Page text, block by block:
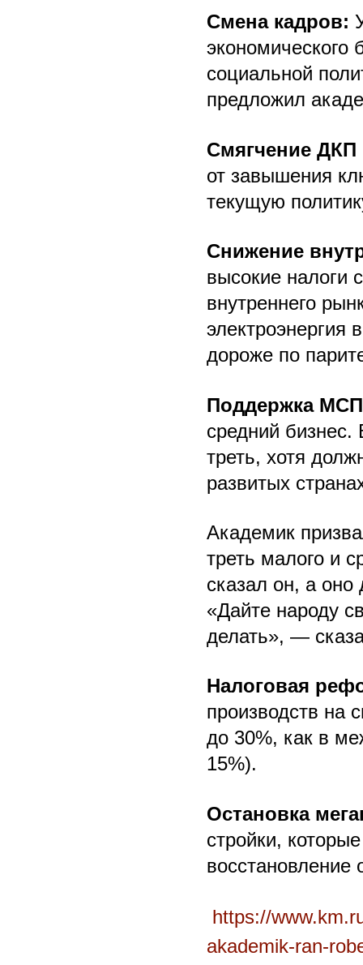
Смена кадров:
экономического
социальной
предложил
Смягчение ДКП
от завышения
текущую
Снижение
высокие налоги
внутреннего
дороже по
Поддержка МСП
средний бизнес.
треть, хотя
развитых
Академик
треть малого и
сказал он, а оно
«Дайте народу
делать», —
Налоговая
производств на
до 30%, как в
15%).
Остановка
стройки,
восстановление
https://
akademik-ran-